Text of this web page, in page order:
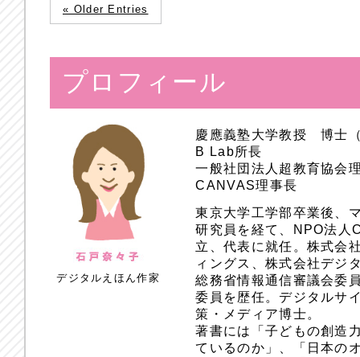
« Older Entries
プロフィール
デジタルえほん作家
慶應義塾大学教授 博士
B Lab所長
一般社団法人超教育協会
CANVAS理事長
東京大学工学部卒業後、
研究員を経て、NPO法人
立、代表に就任。株式会
ィングス、株式会社デジ
総務省情報通信審議会委
委員を歴任。デジタルサ
策・メディア博士。
著書には「子どもの創造
ているのか」、「日本の